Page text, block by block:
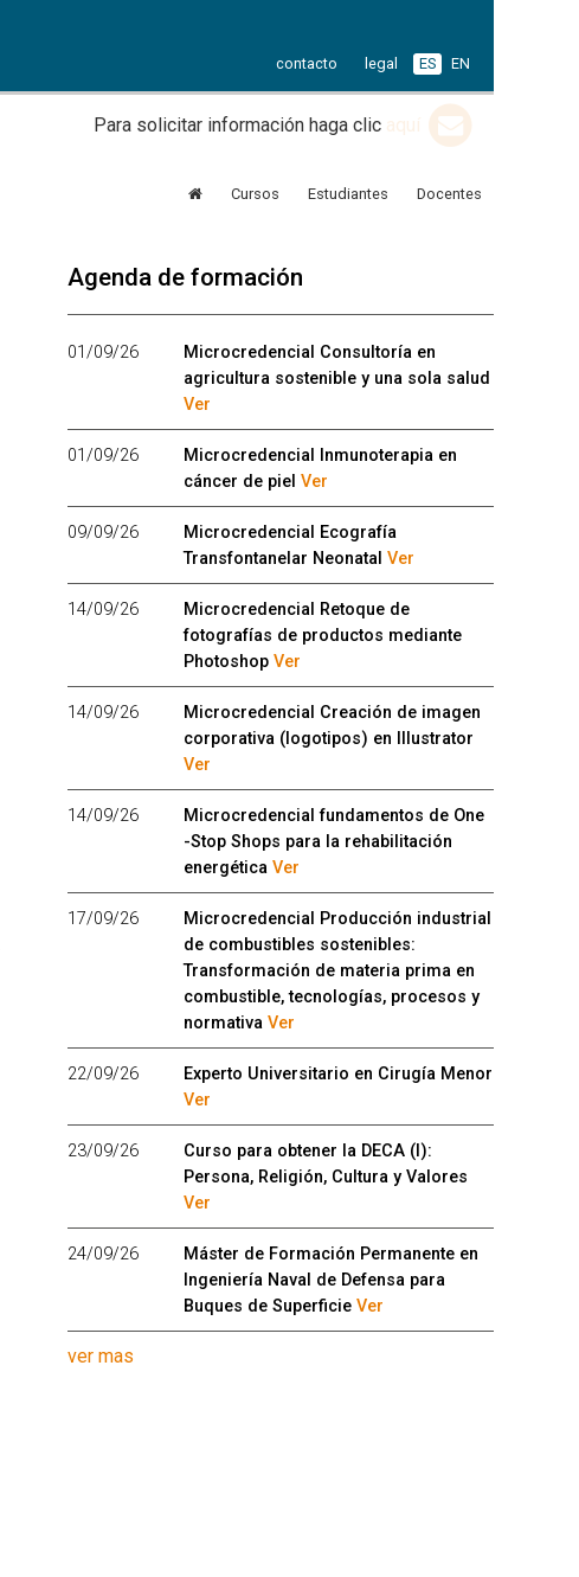
contacto legal ES EN
Para solicitar información haga clic aquí
Cursos Estudiantes Docentes
Agenda de formación
01/09/26
Microcredencial Consultoría en
agricultura sostenible y una sola salud
Ver
01/09/26
Microcredencial Inmunoterapia en
cáncer de piel Ver
09/09/26
Microcredencial Ecografía
Transfontanelar Neonatal Ver
14/09/26
Microcredencial Retoque de
fotografías de productos mediante
Photoshop Ver
14/09/26
Microcredencial Creación de imagen
corporativa (logotipos) en Illustrator
Ver
14/09/26
Microcredencial fundamentos de One
-Stop Shops para la rehabilitación
energética Ver
17/09/26
Microcredencial Producción industrial
de combustibles sostenibles:
Transformación de materia prima en
combustible, tecnologías, procesos y
normativa Ver
22/09/26
Experto Universitario en Cirugía Menor
Ver
23/09/26
Curso para obtener la DECA (I):
Persona, Religión, Cultura y Valores
Ver
24/09/26
Máster de Formación Permanente en
Ingeniería Naval de Defensa para
Buques de Superficie Ver
ver mas